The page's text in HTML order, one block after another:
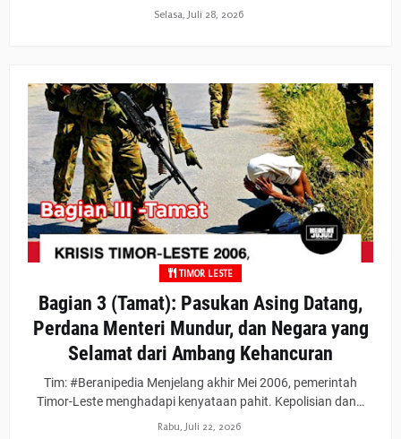
Selasa, Juli 28, 2026
TIMOR LESTE
Bagian 3 (Tamat): Pasukan Asing Datang,
Perdana Menteri Mundur, dan Negara yang
Selamat dari Ambang Kehancuran
Tim: #Beranipedia Menjelang akhir Mei 2006, pemerintah
Timor-Leste menghadapi kenyataan pahit. Kepolisian dan…
Rabu, Juli 22, 2026